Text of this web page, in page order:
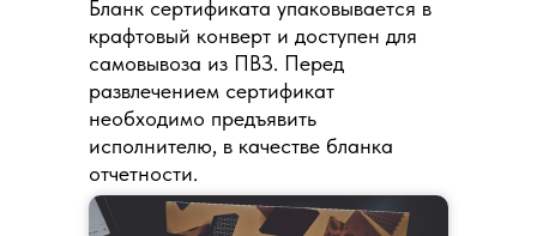
Бланк сертификата упаковывается в
крафтовый конверт и доступен для
самовывоза из ПВЗ. Перед
развлечением сертификат
необходимо предъявить
исполнителю, в качестве бланка
отчетности.